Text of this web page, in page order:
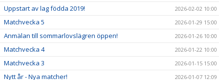
Uppstart av lag födda 2019! 2026-02-02 10:00
Matchvecka 5 2026-01-29 15:00
Anmälan till sommarlovslägren öppen! 2026-01-26 10:00
Matchvecka 4 2026-01-22 10:00
Matchvecka 3 2026-01-15 15:00
Nytt år - Nya matcher! 2026-01-07 12:09